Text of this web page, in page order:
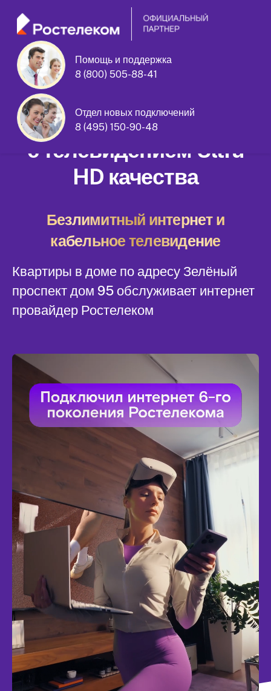
Помощь и поддержка
8 (800) 505-88-41
Отдел новых подключений
8 (495) 150-90-48
Зелёный проспект дом 95
Домашний интернет
с телевидением Ultra
HD качества
Безлимитный интернет и
кабельное телевидение
Квартиры в доме по адресу Зелёный
проспект дом 95 обслуживает интернет
провайдер Ростелеком